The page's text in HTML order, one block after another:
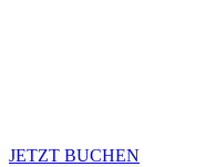
JETZT BUCHEN